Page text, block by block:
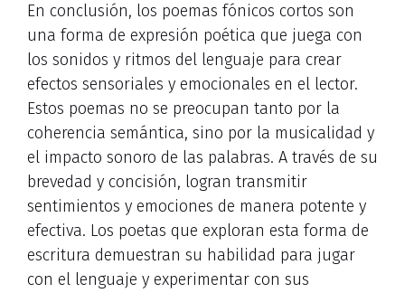
En conclusión, los poemas fónicos cortos son
una forma de expresión poética que juega con
los sonidos y ritmos del lenguaje para crear
efectos sensoriales y emocionales en el lector.
Estos poemas no se preocupan tanto por la
coherencia semántica, sino por la musicalidad y
el impacto sonoro de las palabras. A través de su
brevedad y concisión, logran transmitir
sentimientos y emociones de manera potente y
efectiva. Los poetas que exploran esta forma de
escritura demuestran su habilidad para jugar
con el lenguaje y experimentar con sus